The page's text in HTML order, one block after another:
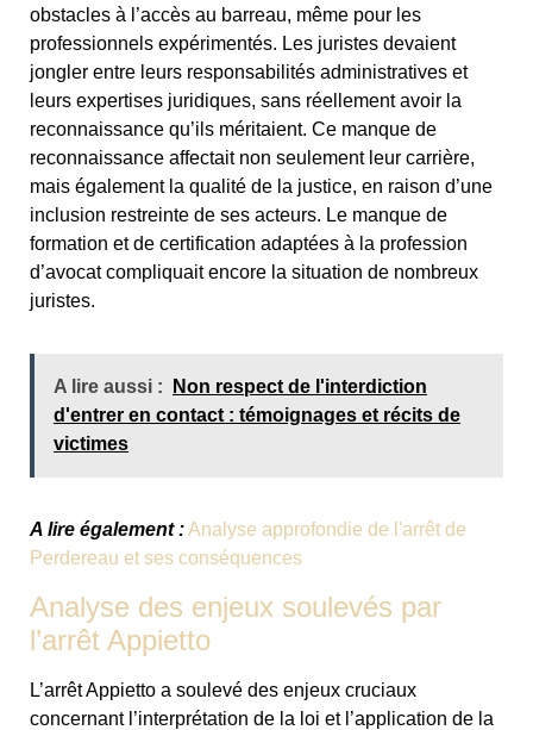
obstacles à l’accès au barreau, même pour les
professionnels expérimentés. Les juristes devaient
jongler entre leurs responsabilités administratives et
leurs expertises juridiques, sans réellement avoir la
reconnaissance qu’ils méritaient. Ce manque de
reconnaissance affectait non seulement leur carrière,
mais également la qualité de la justice, en raison d’une
inclusion restreinte de ses acteurs. Le manque de
formation et de certification adaptées à la profession
d’avocat compliquait encore la situation de nombreux
juristes.
A lire aussi :
Non respect de l'interdiction
d'entrer en contact : témoignages et récits de
victimes
A lire également :Analyse approfondie de l'arrêt de
Perdereau et ses conséquences
Analyse des enjeux soulevés par
l’arrêt Appietto
L’arrêt Appietto a soulevé des enjeux cruciaux
concernant l’interprétation de la loi et l’application de la